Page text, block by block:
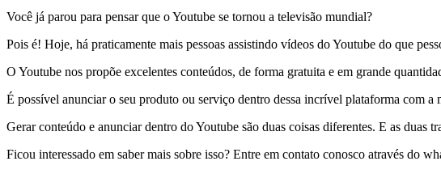
Você já parou para pensar que o Youtube se tornou a televisão mundial?
Pois é! Hoje, há praticamente mais pessoas assistindo vídeos do Youtube do que
O Youtube nos propõe excelentes conteúdos, de forma gratuita e em grande
É possível anunciar o seu produto ou serviço dentro dessa incrível plataforma com a
Gerar conteúdo e anunciar dentro do Youtube são duas coisas diferentes. E as duas
Ficou interessado em saber mais sobre isso? Entre em contato conosco através do